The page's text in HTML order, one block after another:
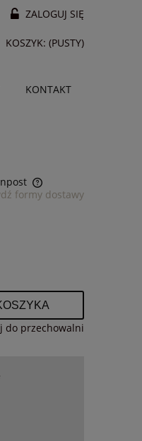
ZALOGUJ SIĘ
KOSZYK: (PUSTY)
KONTAKT
formy dostawy
do przechowalni